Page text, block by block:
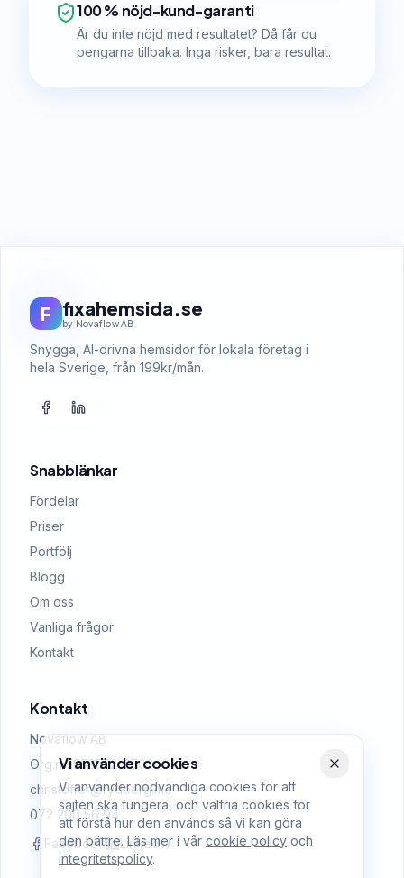
100 % nöjd-kund-garanti
Är du inte nöjd med resultatet? Då får du
pengarna tillbaka. Inga risker, bara resultat.
F fixahemsida.se
by Novaflow AB
Snygga, AI-drivna hemsidor för lokala företag i
hela Sverige, från 199kr/mån.
Snabblänkar
Fördelar
Priser
Portfölj
Blogg
Om oss
Vanliga frågor
Kontakt
Kontakt
Novaflow AB
Org.nr: 559522-0509
christoffer@rydberg.me
072 200 56 94
Facebook
LinkedIn
Vi använder cookies
Vi använder nödvändiga cookies för att
sajten ska fungera, och valfria cookies för
att förstå hur den används så vi kan göra
den bättre. Läs mer i vår cookie policy och
integritetspolicy.